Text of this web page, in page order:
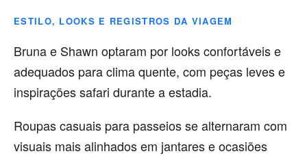
ESTILO, LOOKS E REGISTROS DA VIAGEM
Bruna e Shawn optaram por looks confortáveis e
adequados para clima quente, com peças leves e
inspirações safari durante a estadia.
Roupas casuais para passeios se alternaram com
visuais mais alinhados em jantares e ocasiões